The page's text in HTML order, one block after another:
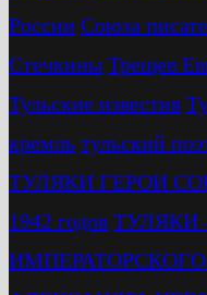
России Союза
Стечкины Трещев
Тульские известия
кремль тульский
ТУЛЯКИ ГЕРОИ
1942 годов ТУЛЯКИ